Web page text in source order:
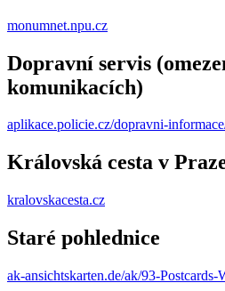
monumnet.npu.cz
Dopravní servis
komunikacích)
aplikace.policie.cz/dopravni-
Královská cesta v
kralovskacesta.cz
Staré pohlednice
ak-ansichtskarten.de/ak/93-